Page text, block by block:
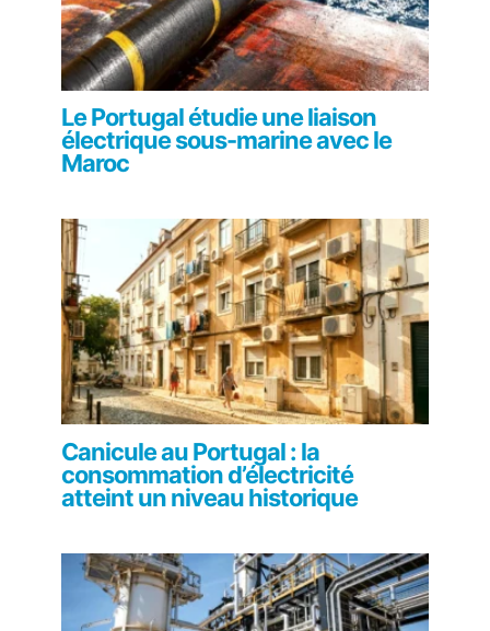
Le Portugal étudie une liaison
électrique sous-marine avec le
Maroc
Canicule au Portugal : la
consommation d’électricité
atteint un niveau historique